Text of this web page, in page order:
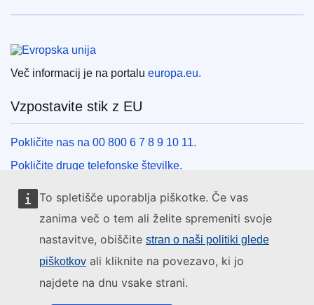
To spletišče uporablja piškotke. Če vas
zanima več o tem ali želite spremeniti svoje
nastavitve, obiščite stran o naši politiki glede
piškotkov ali kliknite na povezavo, ki jo
najdete na dnu vsake strani.
Več informacij je na portalu europa.eu.
Vzpostavite stik z EU
Pokličite nas na 00 800 6 7 8 9 10 11.
Pokličite druge telefonske številke.
Pišite nam s kontaktnim obrazcem.
Obiščite nas v enem od centrov EU.
Iskanje po družbenih medijih EU